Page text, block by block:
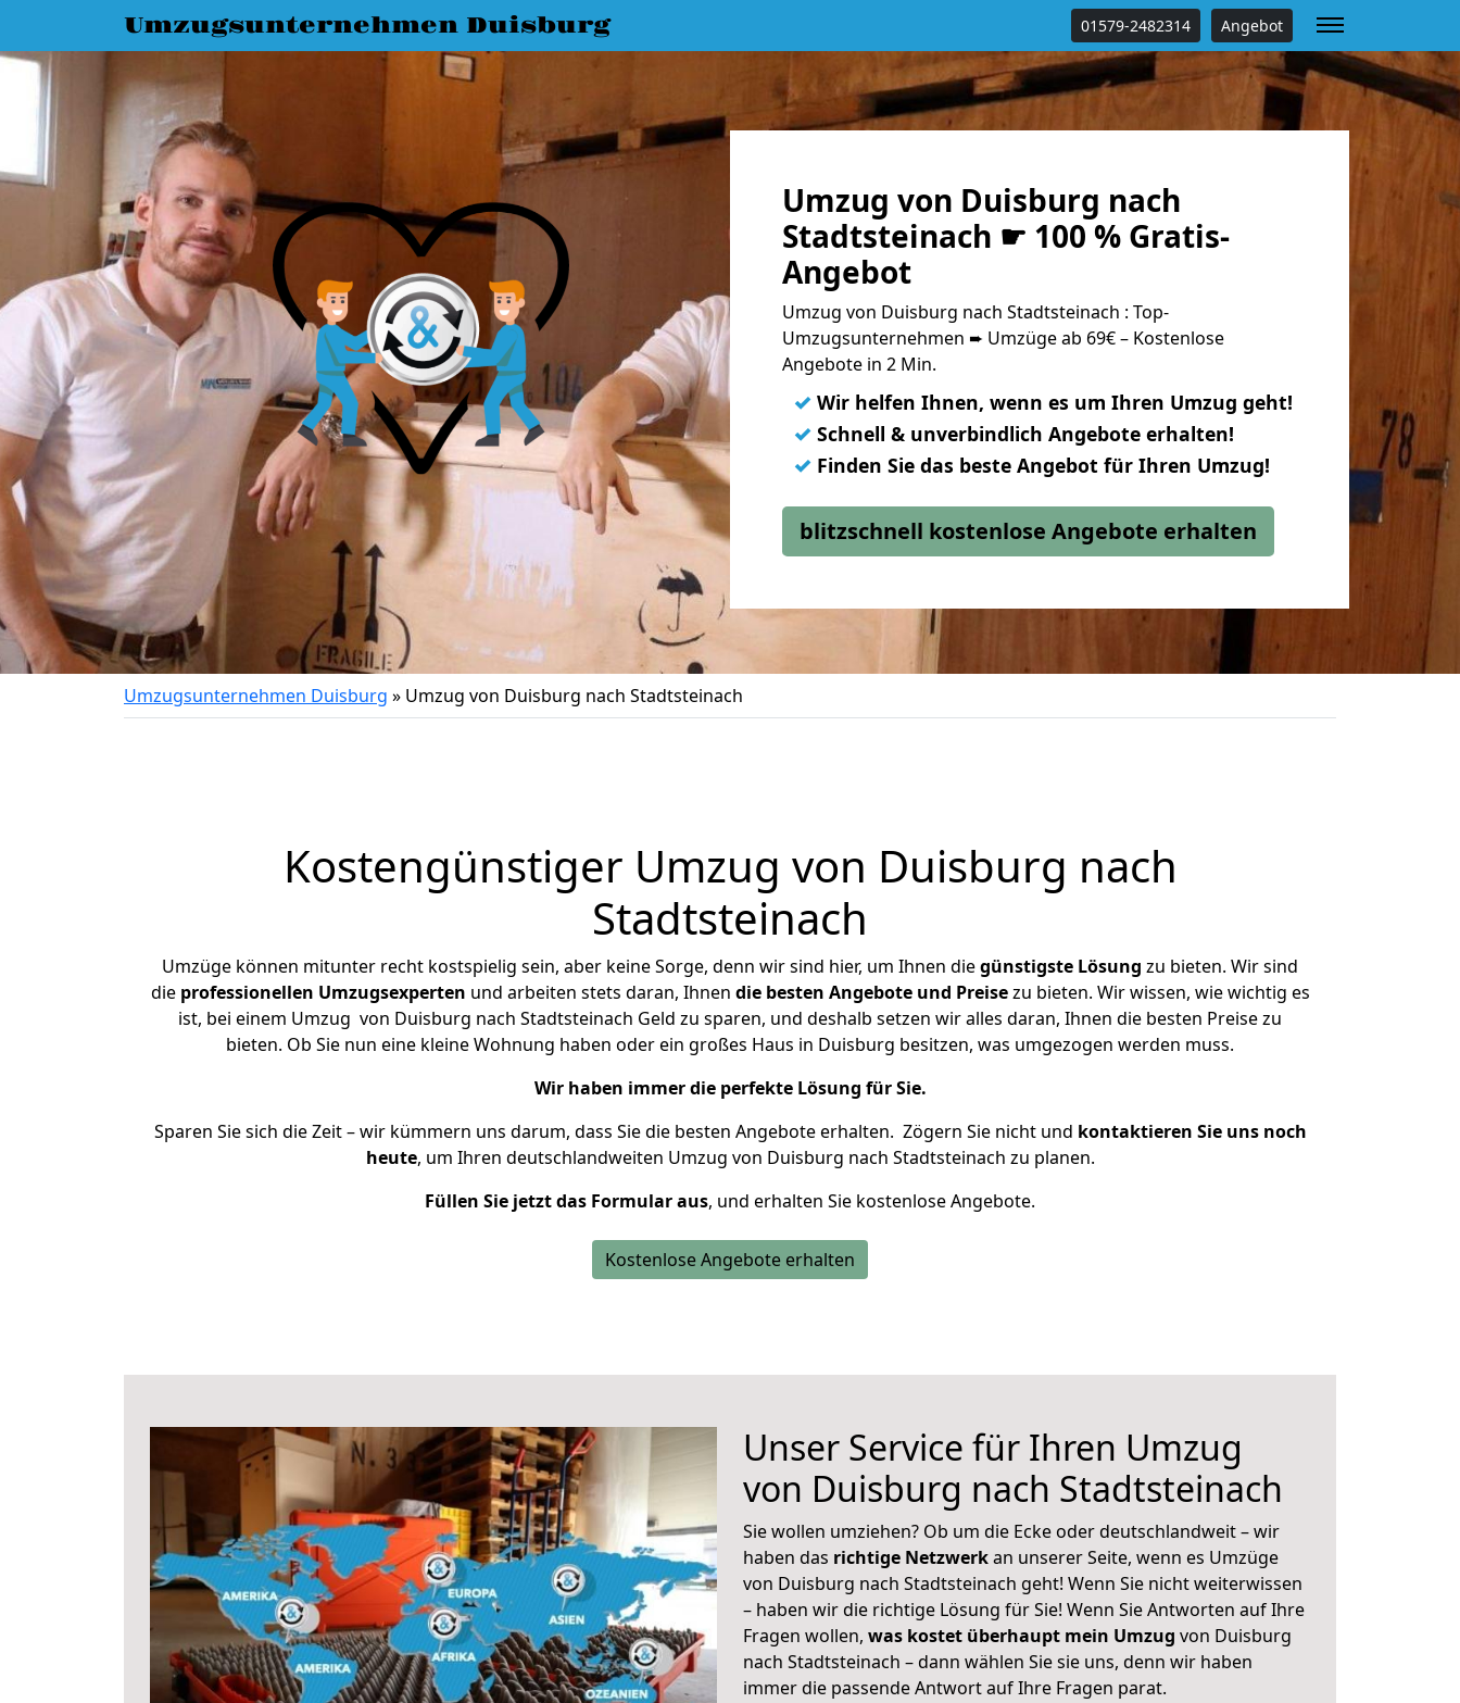
Umzugsunternehmen Duisburg 01579-2482314 Angebot
Umzug von Duisburg nach
Stadtsteinach ☛ 100 % Gratis-
Angebot
Umzug von Duisburg nach Stadtsteinach : Top-
Umzugsunternehmen ➨ Umzüge ab 69€ – Kostenlose
Angebote in 2 Min.
✓ Wir helfen Ihnen, wenn es um Ihren Umzug geht!
✓ Schnell & unverbindlich Angebote erhalten!
✓ Finden Sie das beste Angebot für Ihren Umzug!
blitzschnell kostenlose Angebote erhalten
Umzugsunternehmen Duisburg » Umzug von Duisburg nach Stadtsteinach
Kostengünstiger Umzug von Duisburg nach
Stadtsteinach
Umzüge können mitunter recht kostspielig sein, aber keine Sorge, denn wir sind hier, um Ihnen diegünstigste Lösung zu bieten. Wir sind
die professionellen Umzugsexperten und arbeiten stets daran, Ihnen die besten Angebote und Preisezu bieten. Wir wissen, wie wichtig es
ist, bei einem Umzug von Duisburg nach Stadtsteinach Geld zu sparen, und deshalb setzen wir alles daran, Ihnen die besten Preise zu
bieten. Ob Sie nun eine kleine Wohnung haben oder ein großes Haus in Duisburg besitzen, was umgezogen werden muss.
Wir haben immer die perfekte Lösung für Sie.
Sparen Sie sich die Zeit – wir kümmern uns darum, dass Sie die besten Angebote erhalten. Zögern Sie nicht und kontaktieren Sie uns noch
heute, um Ihren deutschlandweiten Umzug von Duisburg nach Stadtsteinach zu planen.
Füllen Sie jetzt das Formular aus, und erhalten Sie kostenlose Angebote.
Kostenlose Angebote erhalten
Unser Service für Ihren Umzug
von Duisburg nach Stadtsteinach
Sie wollen umziehen? Ob um die Ecke oder deutschlandweit – wir
haben das richtige Netzwerkan unserer Seite, wenn es Umzüge
von Duisburg nach Stadtsteinach geht! Wenn Sie nicht weiterwissen
– haben wir die richtige Lösung für Sie! Wenn Sie Antworten auf Ihre
Fragen wollen, was kostet überhaupt mein Umzug von Duisburg
nach Stadtsteinach – dann wählen Sie sie uns, denn wir haben
immer die passende Antwort auf Ihre Fragen parat.